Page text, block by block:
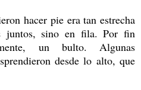
hacer pie era tan estrecha
juntos, sino en fila. Por fin
un bulto. Algunas
desde lo alto, que